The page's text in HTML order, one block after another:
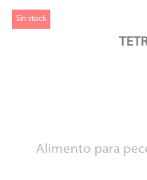
Sin stock
Alimento para